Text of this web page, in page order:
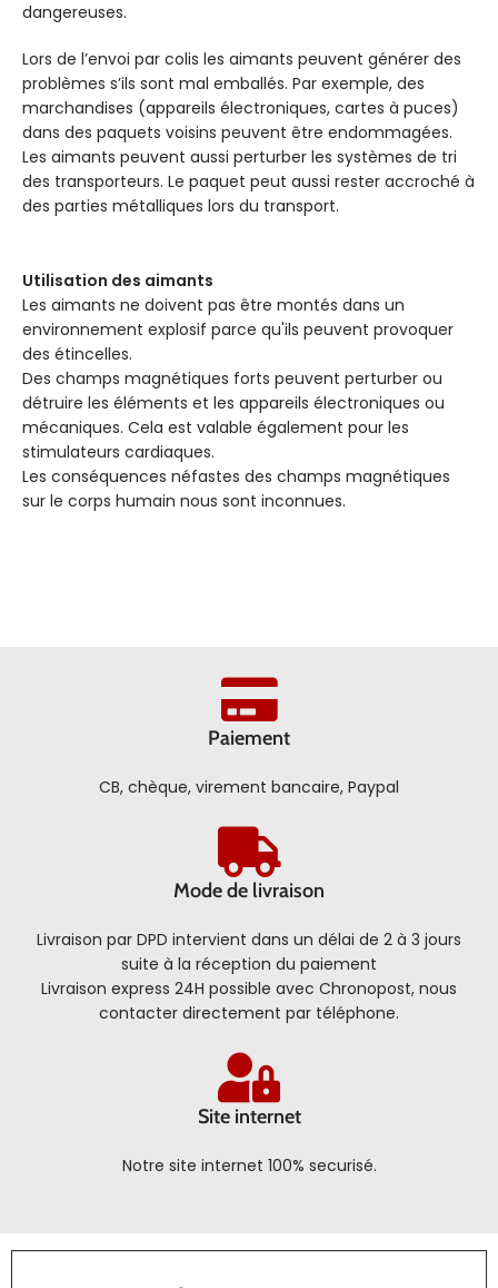
dangereuses.
Lors de l’envoi par colis les aimants peuvent générer des
problèmes s’ils sont mal emballés. Par exemple, des
marchandises (appareils électroniques, cartes à puces)
dans des paquets voisins peuvent être endommagées.
Les aimants peuvent aussi perturber les systèmes de tri
des transporteurs. Le paquet peut aussi rester accroché à
des parties métalliques lors du transport.
Utilisation des aimants
Les aimants ne doivent pas être montés dans un
environnement explosif parce qu'ils peuvent provoquer
des étincelles.
Des champs magnétiques forts peuvent perturber ou
détruire les éléments et les appareils électroniques ou
mécaniques. Cela est valable également pour les
stimulateurs cardiaques.
Les conséquences néfastes des champs magnétiques
sur le corps humain nous sont inconnues.
Paiement
CB, chèque, virement bancaire, Paypal
Mode de livraison
Livraison par DPD intervient dans un délai de 2 à 3 jours
suite à la réception du paiement
Livraison express 24H possible avec Chronopost, nous
contacter directement par téléphone.
Site internet
Notre site internet 100% securisé.